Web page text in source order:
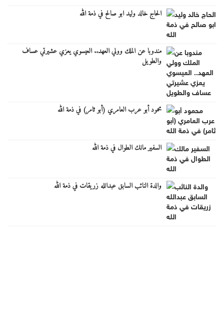
الحاج خالد وليد ابو صالح في ذمة الله
مندوبا عن الملك وولي العهد.. العيسوي يعزي عشيرتي عساف
والطويل
محمود أبو عرب العامري (أبو ثامر) في ذمة الله
السفير مالك الطوال في ذمة الله
والدة النائب السابق عبدالله زريقات في ذمة الله